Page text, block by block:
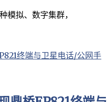
模拟、数字集群，